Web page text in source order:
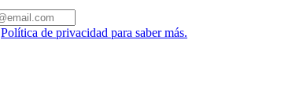
Política de privacidad para saber más.